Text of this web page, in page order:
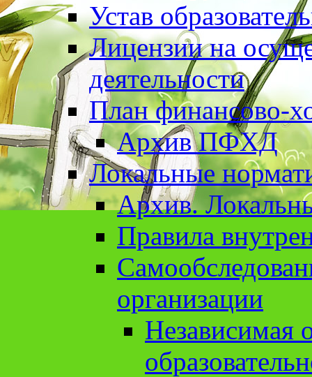
Устав
Лицензии на
деятельности
План финансово-
Архив ПФХД
Локальные
Архив.
Правила
организации
Независимая